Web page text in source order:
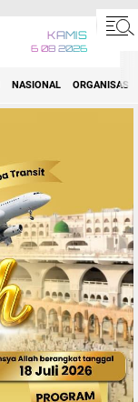
KAMIS
6 08 2026
NASIONAL ORGANISASI